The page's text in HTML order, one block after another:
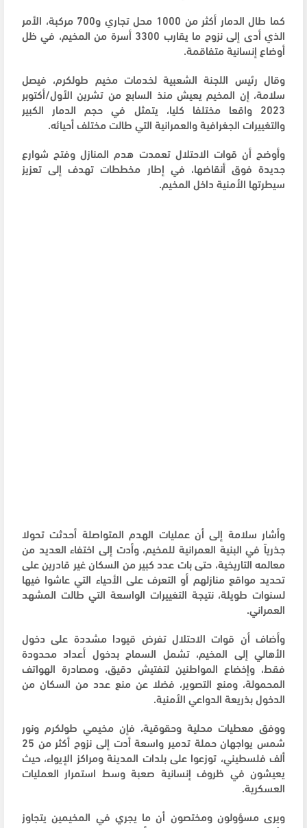
كما طال الدمار أكثر من 1000 محل تجاري و700 مركبة، الأمر
الذي أدى إلى نزوح ما يقارب 3300 أسرة من المخيم، في ظل
أوضاع إنسانية متفاقمة.
وقال رئيس اللجنة الشعبية لخدمات مخيم طولكرم، فيصل
سلامة، إن المخيم يعيش منذ السابع من تشرين الأول/أكتوبر
2023 واقعا مختلفا كليا، يتمثل في حجم الدمار الكبير
والتغييرات الجغرافية والعمرانية التي طالت مختلف أحيائه.
وأوضح أن قوات الاحتلال تعمدت هدم المنازل وفتح شوارع
جديدة فوق أنقاضها، في إطار مخططات تهدف إلى تعزيز
سيطرتها الأمنية داخل المخيم.
وأشار سلامة إلى أن عمليات الهدم المتواصلة أحدثت تحولا
جذرياً في البنية العمرانية للمخيم، وأدت إلى اختفاء العديد من
معالمه التاريخية، حتى بات عدد كبير من السكان غير قادرين على
تحديد مواقع منازلهم أو التعرف على الأحياء التي عاشوا فيها
لسنوات طويلة، نتيجة التغييرات الواسعة التي طالت المشهد
العمراني.
وأضاف أن قوات الاحتلال تفرض قيودا مشددة على دخول
الأهالي إلى المخيم، تشمل السماح بدخول أعداد محدودة
فقط، وإخضاع المواطنين لتفتيش دقيق، ومصادرة الهواتف
المحمولة، ومنع التصوير، فضلا عن منع عدد من السكان من
الدخول بذريعة الدواعي الأمنية.
ووفق معطيات محلية وحقوقية، فإن مخيمي طولكرم ونور
شمس يواجهان حملة تدمير واسعة أدت إلى نزوح أكثر من 25
ألف فلسطيني، توزعوا على بلدات المدينة ومراكز الإيواء، حيث
يعيشون في ظروف إنسانية صعبة وسط استمرار العمليات
العسكرية.
ويرى مسؤولون ومختصون أن ما يجري في المخيمين يتجاوز